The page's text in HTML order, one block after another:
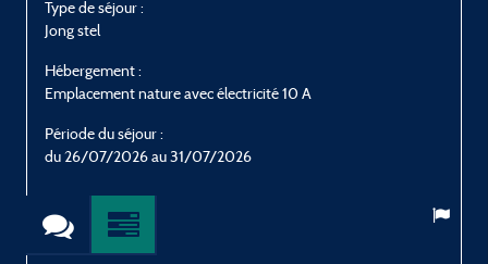
Type de séjour :
Jong stel
Hébergement :
Emplacement nature avec électricité 10 A
Période du séjour :
du 26/07/2026 au 31/07/2026